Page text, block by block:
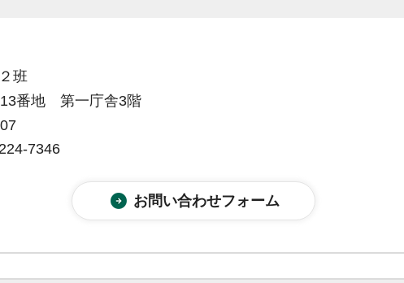
班
番地 第一庁舎3階
7346